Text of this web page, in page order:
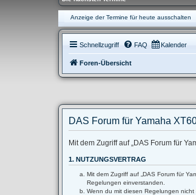
Anzeige der Termine für heute ausschalten
Schnellzugriff FAQ Kalender
Foren-Übersicht
DAS Forum für Yamaha
Mit dem Zugriff auf „DAS Forum für
1. NUTZUNGSVERTRAG
Mit dem Zugriff auf „DAS Forum für
Regelungen einverstanden.
Wenn du mit diesen Regelungen